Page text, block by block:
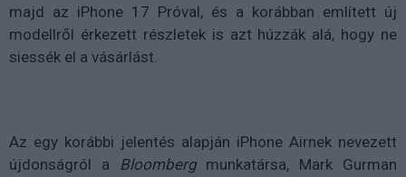
majd az iPhone 17 Próval, és a korábban említett új
modellről érkezett részletek is azt húzzák alá, hogy ne
siessék el a vásárlást.
Az egy korábbi jelentés alapján iPhone Airnek nevezett
újdonságról a Bloombergmunkatársa, Mark Gurman